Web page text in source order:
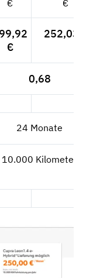
€ €
€
252,03 €
0,68
24 Monate
10.000 Kilometer